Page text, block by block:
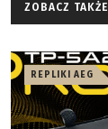
ZOBACZ TAKŻE
REPLIKI AEG